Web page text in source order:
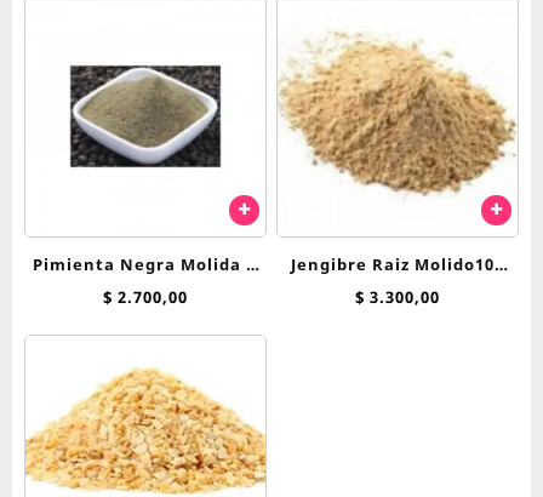
Pimienta Negra Molida x
50 gr.
$ 2.700,00
Jengibre Raiz Molido100
grs
$ 3.300,00